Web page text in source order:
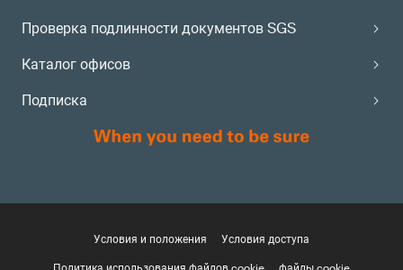
Проверка подлинности документов SGS
Каталог офисов
Подписка
Условия и положения
Условия доступа